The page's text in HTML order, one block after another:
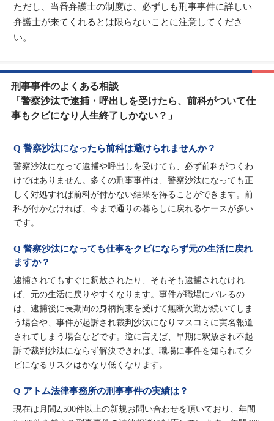
ただし、当番弁護士の制度は、必ずしも刑事事件に詳しい
弁護士が来てくれるとは限らないことに注意してくださ
い。
刑事事件のよくある相談
「警察沙汰で逮捕・呼出しを受けたら、前科がついて仕
事もクビになり人生終了しかない？」
Q 警察沙汰になったら前科は避けられませんか？
警察沙汰になって逮捕や呼出しを受けても、必ず前科がつくわ
けではありません。多くの刑事事件は、警察沙汰になっても正
しく対処すれば前科が付かない結果を得ることができます。前
科が付かなければ、今まで通りの暮らしに戻れるケースが多い
です。
Q 警察沙汰になっても仕事をクビにならず元の生活に戻れ
ますか？
逮捕されてもすぐに釈放されたり、そもそも逮捕されなけれ
ば、元の生活に戻りやすくなります。事件が職場にバレるの
は、逮捕後に長期間の身柄拘束を受けて無断欠勤が続いてしま
う場合や、事件が起訴され裁判沙汰になりマスコミに実名報道
されてしまう場合などです。逆に言えば、早期に釈放され不起
訴で裁判沙汰にならず解決できれば、職場に事件を知られてク
ビになるリスクはかなり低くなります。
Q アトム法律事務所の刑事事件の実績は？
現在は月間2,500件以上の新規お問い合わせを頂いており、年間